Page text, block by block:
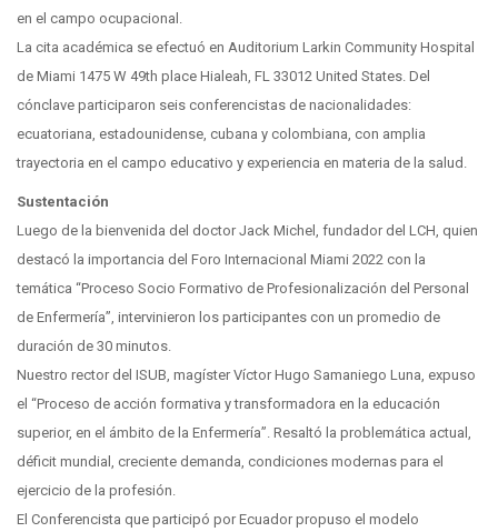
en el campo ocupacional.
La cita académica se efectuó en Auditorium Larkin Community Hospital
de Miami 1475 W 49th place Hialeah, FL 33012 United States. Del
cónclave participaron seis conferencistas de nacionalidades:
ecuatoriana, estadounidense, cubana y colombiana, con amplia
trayectoria en el campo educativo y experiencia en materia de la salud.
Sustentación
Luego de la bienvenida del doctor Jack Michel, fundador del LCH, quien
destacó la importancia del Foro Internacional Miami 2022 con la
temática “Proceso Socio Formativo de Profesionalización del Personal
de Enfermería”, intervinieron los participantes con un promedio de
duración de 30 minutos.
Nuestro rector del ISUB, magíster Víctor Hugo Samaniego Luna, expuso
el “Proceso de acción formativa y transformadora en la educación
superior, en el ámbito de la Enfermería”. Resaltó la problemática actual,
déficit mundial, creciente demanda, condiciones modernas para el
ejercicio de la profesión.
El Conferencista que participó por Ecuador propuso el modelo